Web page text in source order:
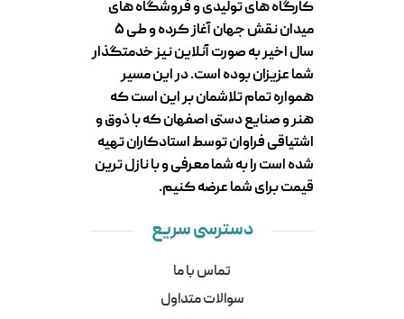
کارگاه های تولیدی و فروشگاه های
میدان نقش جهان آغاز کرده و طی ۵
سال اخیر به صورت آنلاین نیز خدمتگذار
شما عزیزان بوده است. در این مسیر
همواره تمام تلاشمان بر این است که
هنر و صنایع دستی اصفهان که با ذوق و
اشتیاقی فراوان توسط استادکاران تهیه
شده است را به شما معرفی و با نازل ترین
قیمت برای شما عرضه کنیم.
دسترسی سریع
تماس با ما
سوالات متداول